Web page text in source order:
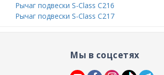
Рычаг подвески S-Class C216
Рычаг подвески S-Class C217
Мы в соцсетях